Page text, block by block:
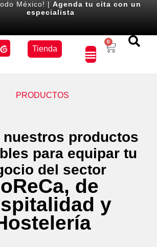
México! |Agenda tu cita con un
especialista
Tienda
0
PRODUCTOS
nuestros productos
para equipar tu
del sector
de
y